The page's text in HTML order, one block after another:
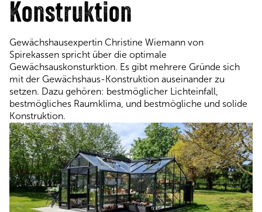
Konstruktion
Gewächshausexpertin Christine Wiemann von
Spirekassen spricht über die optimale
Gewächsauskonsturktion. Es gibt mehrere Gründe sich
mit der Gewächshaus-Konstruktion auseinander zu
setzen. Dazu gehören: bestmöglicher Lichteinfall,
bestmögliches Raumklima, und bestmögliche und solide
Konstruktion.